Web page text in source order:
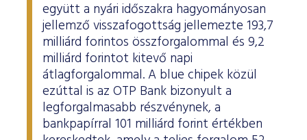
együtt a nyári időszakra hagyományosan
jellemző visszafogottság jellemezte 193,7
milliárd forintos összforgalommal és 9,2
milliárd forintot kitevő napi
átlagforgalommal. A blue chipek közül
ezúttal is az OTP Bank bizonyult a
legforgalmasabb részvénynek, a
bankpapírral 101 milliárd forint értékben